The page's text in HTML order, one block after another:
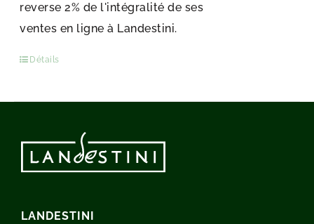
reverse 2% de l'intégralité de ses
ventes en ligne à Landestini.
Détails
LANDESTINI